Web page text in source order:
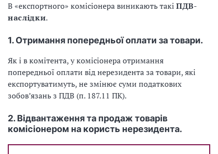
В «експортного» комісіонера виникають такі ПДВ-
наслідки.
1. Отримання попередньої оплати за товари.
Як і в комітента, у комісіонера отримання
попередньої оплати від нерезидента за товари, які
експортуватимуть, не змінює суми податкових
зобов’язань з ПДВ (п. 187.11 ПК).
2. Відвантаження та продаж товарів
комісіонером на користь нерезидента.